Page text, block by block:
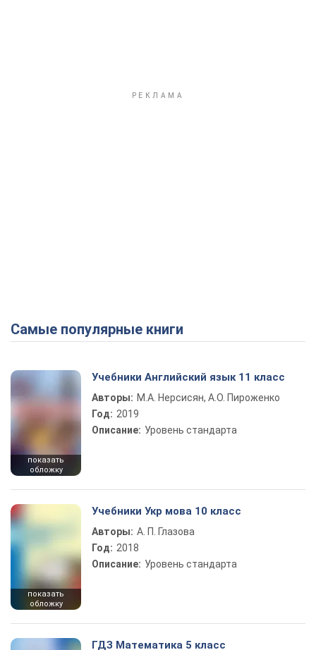
Самые популярные книги
показать
обложку
Учебники Английский язык 11 класс
Авторы: М.А. Нерсисян, А.О. Пироженко
Год: 2019
Описание: Уровень стандарта
показать
обложку
Учебники Укр мова 10 класс
Авторы: А. П. Глазова
Год: 2018
Описание: Уровень стандарта
ГДЗ Математика 5 класс